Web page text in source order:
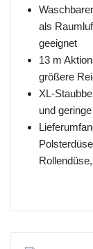
als
geeignet
13 m
größere
XL-
und